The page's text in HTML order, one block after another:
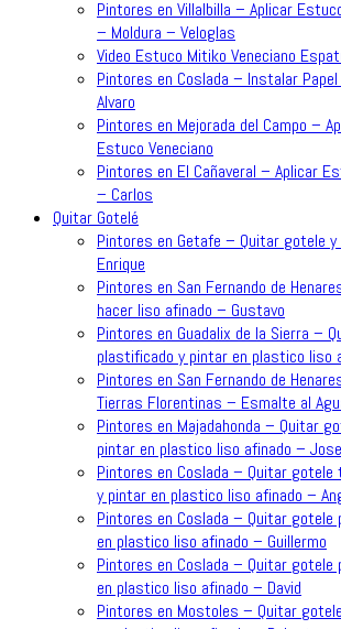
Pintores en Villalbilla – Aplicar
– Moldura – Veloglas
Video Estuco Mitiko Veneciano
Pintores en Coslada – Instalar
Alvaro
Pintores en Mejorada del Campo –
Estuco Veneciano
Pintores en El Cañaveral – Aplicar
– Carlos
Quitar Gotelé
Pintores en Getafe – Quitar gotele
Enrique
Pintores en San Fernando de
hacer liso afinado – Gustavo
Pintores en Guadalix de la Sierra –
plastificado y pintar en plastico liso
Pintores en San Fernando de
Tierras Florentinas – Esmalte al
Pintores en Majadahonda – Quitar
pintar en plastico liso afinado – Jose
Pintores en Coslada – Quitar
y pintar en plastico liso afinado –
Pintores en Coslada – Quitar
en plastico liso afinado – Guillermo
Pintores en Coslada – Quitar
en plastico liso afinado – David
Pintores en Mostoles – Quitar